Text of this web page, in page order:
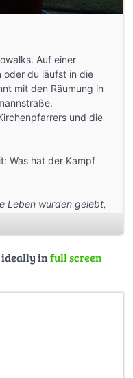
Auf einer
oder du läufst in die
mit den Räumung in
und die
Was hat der Kampf
Leben wurden gelebt,
gewonnen und
profikollektion
ideally infull screen